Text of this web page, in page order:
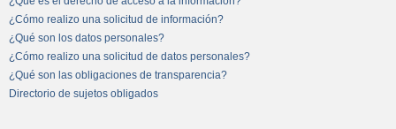
¿Cómo realizo una solicitud de información?
¿Qué son los datos personales?
¿Cómo realizo una solicitud de datos personales?
¿Qué son las obligaciones de transparencia?
Directorio de sujetos obligados